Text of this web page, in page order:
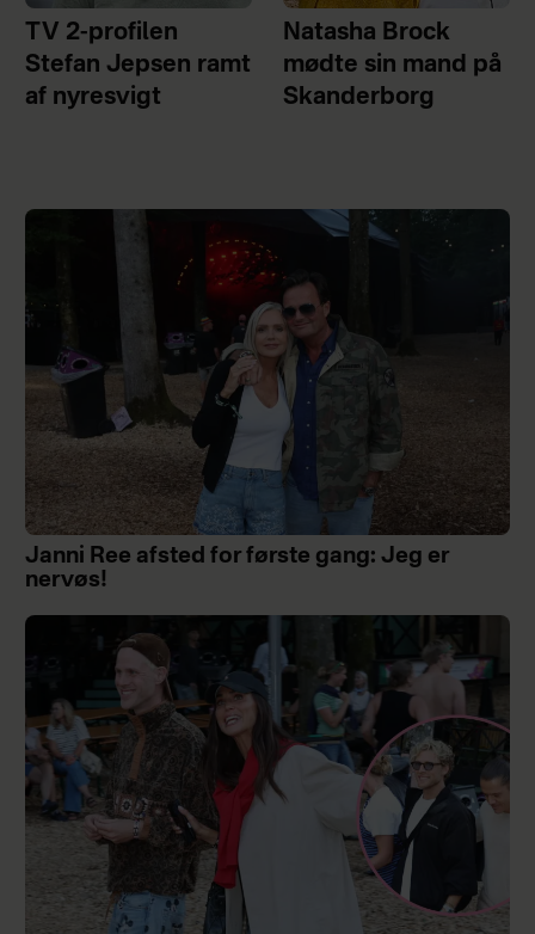
TV 2-profilen
Stefan Jepsen ramt
af nyresvigt
Natasha Brock
mødte sin mand på
Skanderborg
Janni Ree afsted for første gang: Jeg er
nervøs!